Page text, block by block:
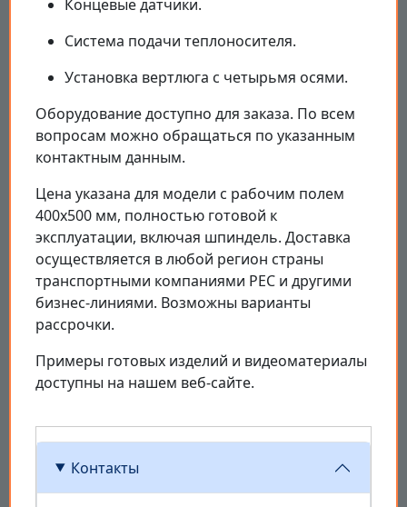
Концевые датчики.
Система подачи теплоносителя.
Установка вертлюга с четырьмя осями.
Оборудование доступно для заказа. По всем
вопросам можно обращаться по указанным
контактным данным.
Цена указана для модели с рабочим полем
400x500 мм, полностью готовой к
эксплуатации, включая шпиндель. Доставка
осуществляется в любой регион страны
транспортными компаниями PEC и другими
бизнес-линиями. Возможны варианты
рассрочки.
Примеры готовых изделий и видеоматериалы
доступны на нашем веб-сайте.
Контакты